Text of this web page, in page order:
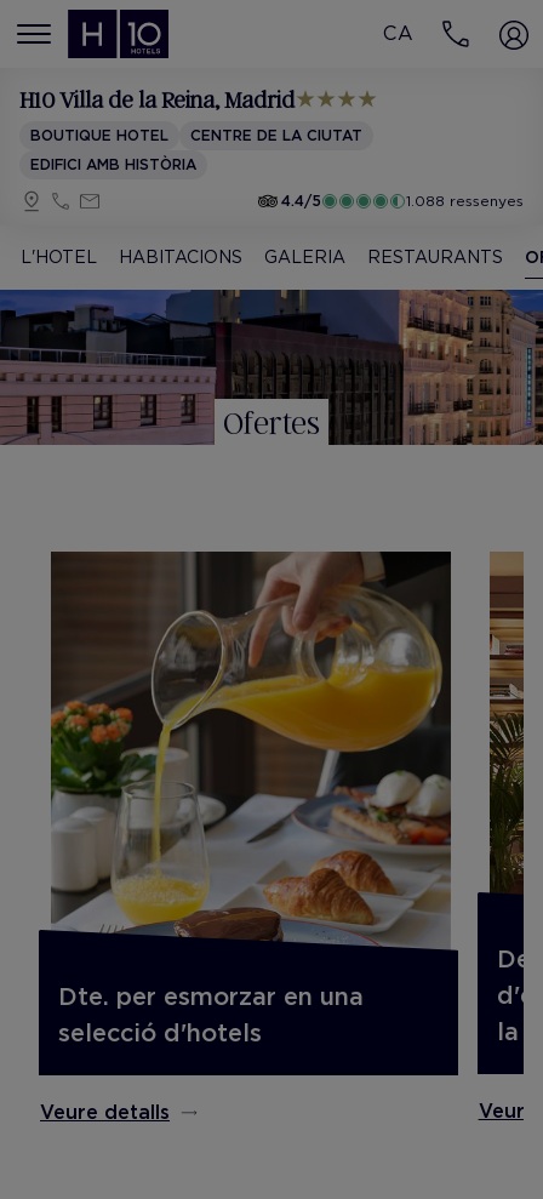
MENÚ
CA
H10 Villa de la Reina, Madrid
BOUTIQUE HOTEL
CENTRE DE LA CIUTAT
EDIFICI AMB HISTÒRIA
4.4/5
1.088 ressenyes
L'HOTEL HABITACIONS GALERIA RESTAURANTS
Ofertes
Dte. per esmorzar en una
selecció d'hotels
Veure detalls
la
Veure